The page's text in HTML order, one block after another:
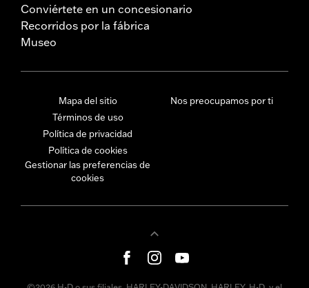
Conviértete en un concesionario
Recorridos por la fábrica
Museo
Mapa del sitio
Términos de uso
Política de privacidad
Política de cookies
Gestionar las preferencias de
cookies
Nos preocupamos por ti